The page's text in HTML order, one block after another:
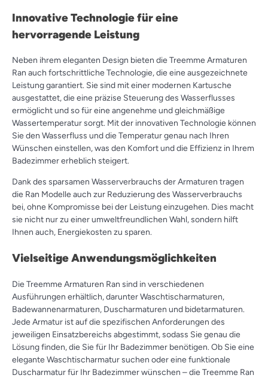
Innovative Technologie für eine
hervorragende Leistung
Neben ihrem eleganten Design bieten die Treemme Armaturen
Ran auch fortschrittliche Technologie, die eine ausgezeichnete
Leistung garantiert. Sie sind mit einer modernen Kartusche
ausgestattet, die eine präzise Steuerung des Wasserflusses
ermöglicht und so für eine angenehme und gleichmäßige
Wassertemperatur sorgt. Mit der innovativen Technologie können
Sie den Wasserfluss und die Temperatur genau nach Ihren
Wünschen einstellen, was den Komfort und die Effizienz in Ihrem
Badezimmer erheblich steigert.
Dank des sparsamen Wasserverbrauchs der Armaturen tragen
die Ran Modelle auch zur Reduzierung des Wasserverbrauchs
bei, ohne Kompromisse bei der Leistung einzugehen. Dies macht
sie nicht nur zu einer umweltfreundlichen Wahl, sondern hilft
Ihnen auch, Energiekosten zu sparen.
Vielseitige Anwendungsmöglichkeiten
Die Treemme Armaturen Ran sind in verschiedenen
Ausführungen erhältlich, darunter Waschtischarmaturen,
Badewannenarmaturen, Duscharmaturen und bidetarmaturen.
Jede Armatur ist auf die spezifischen Anforderungen des
jeweiligen Einsatzbereichs abgestimmt, sodass Sie genau die
Lösung finden, die Sie für Ihr Badezimmer benötigen. Ob Sie eine
elegante Waschtischarmatur suchen oder eine funktionale
Duscharmatur für Ihr Badezimmer wünschen – die Treemme Ran